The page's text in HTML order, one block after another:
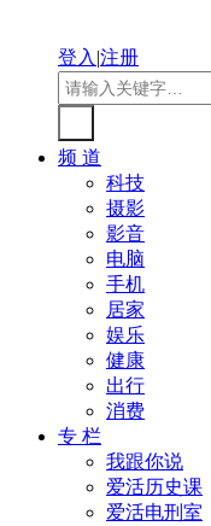
登入|注册
频 道
科技
摄影
影音
电脑
手机
居家
娱乐
健康
出行
消费
专 栏
我跟你说
爱活历史课
爱活电刑室